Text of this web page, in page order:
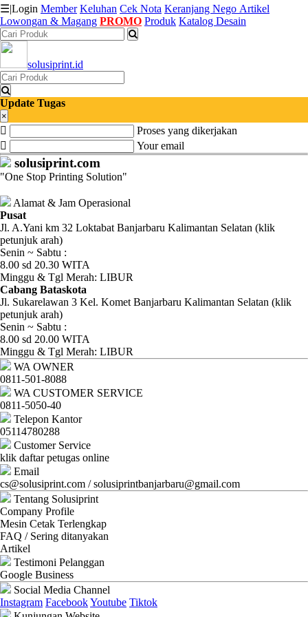
Katalog
Produk
Petugas
Riwayat
Transaksi
Tagihan
Berjalan
Pembayaran
Pendapatan
Fee
Ganti
Password
Logout
☰|Login Member Keluhan Cek Nota Keranjang Nego Artikel
Lowongan & Magang PROMO Produk Katalog Desain
solusiprint.id
Update Tugas
×
Proses yang dikerjakan
Your email
solusiprint.com
"One Stop Printing Solution"
Alamat & Jam Operasional
Pusat
Jl. A.Yani km 32 Loktabat Banjarbaru Kalimantan Selatan (klik
petunjuk arah)
Senin ~ Sabtu :
8.00 sd 20.30 WITA
Minggu & Tgl Merah: LIBUR
Cabang Bataskota
Jl. Sukarelawan 3 Kel. Komet Banjarbaru Kalimantan Selatan (klik
petunjuk arah)
Senin ~ Sabtu :
8.00 sd 20.00 WITA
Minggu & Tgl Merah: LIBUR
WA OWNER
0811-501-8088
WA CUSTOMER SERVICE
0811-5050-40
Telepon Kantor
05114780288
Customer Service
klik daftar petugas online
Email
cs@solusiprint.com / solusiprintbanjarbaru@gmail.com
Tentang Solusiprint
Company Profile
Mesin Cetak Terlengkap
FAQ / Sering ditanyakan
Artikel
Testimoni Pelanggan
Google Business
Social Media Channel
Instagram FacebookYoutube Tiktok